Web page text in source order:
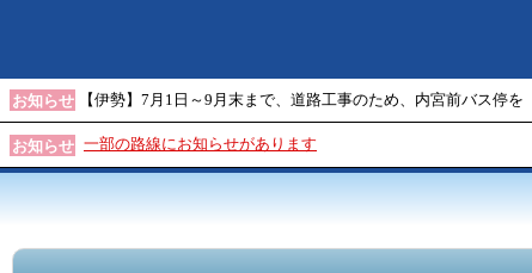
お知らせ 【伊勢】7月1日～9月末まで、道路工事のため、内宮前バス停を
お知らせ 一部の路線にお知らせがあります